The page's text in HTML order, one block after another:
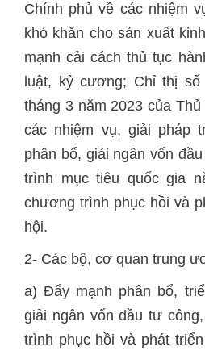
Chính phủ về các nhiệm
khó khăn cho sản xuất
mạnh cải cách thủ tục
luật, kỷ cương; Chỉ thị số
tháng 3 năm 2023 của
các nhiệm vụ, giải pháp
phân bổ, giải ngân vốn
trình mục tiêu quốc gia
chương trình phục hồi và
hội.
2- Các bộ, cơ quan trung
a) Đẩy mạnh phân bổ,
giải ngân vốn đầu tư
trình phục hồi và phát